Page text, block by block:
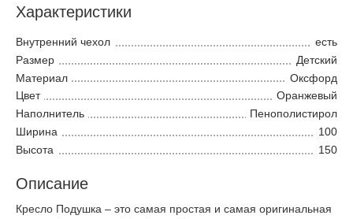
Характеристики
Внутренний чехол
есть
Размер
Детский
Материал
Оксфорд
Цвет
Оранжевый
Наполнитель
Пенополистирол
Ширина
100
Высота
150
Описание
Кресло Подушка – это самая простая и самая оригинальная